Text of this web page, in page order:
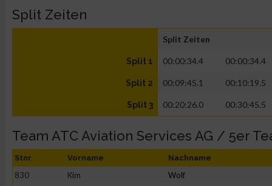
Split Zeiten
Split Zeiten
Split 1 00:00:34.4 00:00:34.4
Split 2 00:09:45.1 00:10:19.5
Split 3 00:20:26.0 00:30:45.5
Team ATC Aviation Services AG / 5er
Stnr Vorname Nachname
830 Kim Wolf